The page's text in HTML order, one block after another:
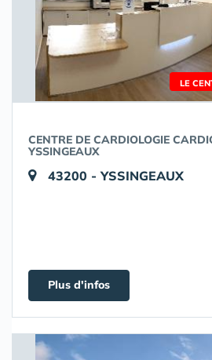
LE
CENTRE DE CARDIOLOGIE
YSSINGEAUX
43200 - YSSINGEAUX
Plus d'infos